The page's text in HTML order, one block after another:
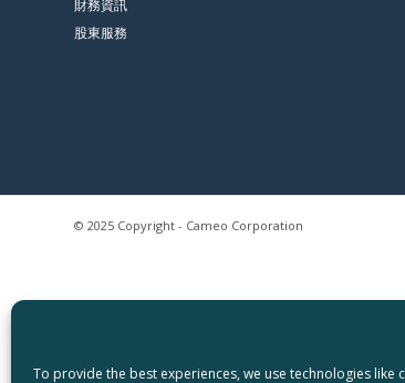
To provide the best experiences, we use technologies like
財務資訊
股東服務
© 2025 Copyright - Cameo Corporation